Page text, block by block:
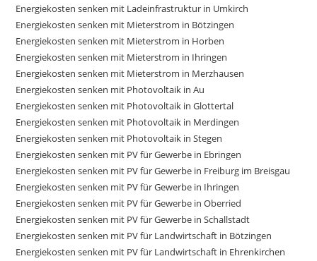
Energiekosten senken mit Ladeinfrastruktur in Umkirch
Energiekosten senken mit Mieterstrom in Bötzingen
Energiekosten senken mit Mieterstrom in Horben
Energiekosten senken mit Mieterstrom in Ihringen
Energiekosten senken mit Mieterstrom in Merzhausen
Energiekosten senken mit Photovoltaik in Au
Energiekosten senken mit Photovoltaik in Glottertal
Energiekosten senken mit Photovoltaik in Merdingen
Energiekosten senken mit Photovoltaik in Stegen
Energiekosten senken mit PV für Gewerbe in Ebringen
Energiekosten senken mit PV für Gewerbe in Freiburg im Breisgau
Energiekosten senken mit PV für Gewerbe in Ihringen
Energiekosten senken mit PV für Gewerbe in Oberried
Energiekosten senken mit PV für Gewerbe in Schallstadt
Energiekosten senken mit PV für Landwirtschaft in Bötzingen
Energiekosten senken mit PV für Landwirtschaft in Ehrenkirchen